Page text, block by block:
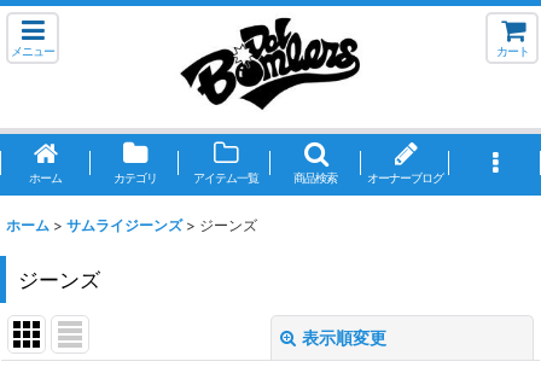
メニュー カート
ホーム カテゴリ アイテム一覧 商品検索 オーナーブログ
ホーム > サムライジーンズ > ジーンズ
ジーンズ
表示順変更